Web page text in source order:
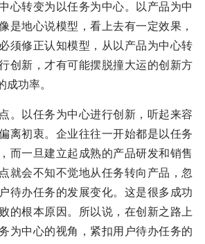
心转变为以任务为中心。以产品为中
是地心说模型，看上去有一定效果，
须修正认知模型，从以产品为中心转
创新，才有可能摆脱撞大运的创新方
成功率。
。以任务为中心进行创新，听起来容
离初衷。企业往往一开始都是以任务
而一旦建立起成熟的产品研发和销售
就会不知不觉地从任务转向产品，忽
待办任务的发展变化。这是很多成功
的根本原因。所以说，在创新之路上
为中心的视角，紧扣用户待办任务的